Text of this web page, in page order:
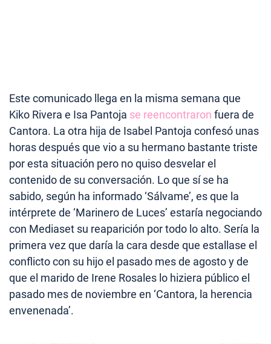
Este comunicado llega en la misma semana que
Kiko Rivera e Isa Pantoja se reencontraron fuera de
Cantora. La otra hija de Isabel Pantoja confesó unas
horas después que vio a su hermano bastante triste
por esta situación pero no quiso desvelar el
contenido de su conversación. Lo que sí se ha
sabido, según ha informado ‘Sálvame’, es que la
intérprete de ‘Marinero de Luces’ estaría negociando
con Mediaset su reaparición por todo lo alto. Sería la
primera vez que daría la cara desde que estallase el
conflicto con su hijo el pasado mes de agosto y de
que el marido de Irene Rosales lo hiziera público el
pasado mes de noviembre en ‘Cantora, la herencia
envenenada’.